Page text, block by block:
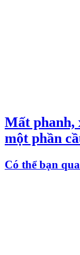
Mất phanh,
một phần
Có thể bạn